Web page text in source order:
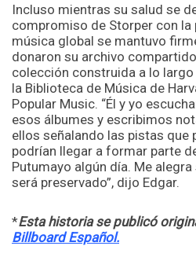
Incluso mientras su salud se
compromiso de Storper con la
música global se mantuvo
donaron su archivo
colección construida a lo
la Biblioteca de Música de
Popular Music. “Él y yo
esos álbumes y escribimos
ellos señalando las pistas que
podrían llegar a formar parte
Putumayo algún día. Me
será preservado”, dijo Edgar.
*Esta historia se publicó
Billboard Español.